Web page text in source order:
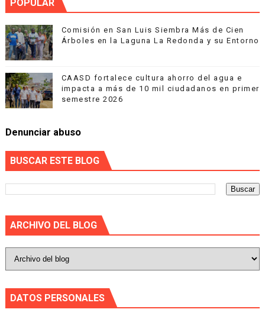
POPULAR
Comisión en San Luis Siembra Más de Cien
Árboles en la Laguna La Redonda y su Entorno
CAASD fortalece cultura ahorro del agua e
impacta a más de 10 mil ciudadanos en primer
semestre 2026
Denunciar abuso
BUSCAR ESTE BLOG
ARCHIVO DEL BLOG
DATOS PERSONALES